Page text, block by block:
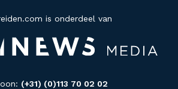
is onderdeel van
(+31) (0)113 70 02 02